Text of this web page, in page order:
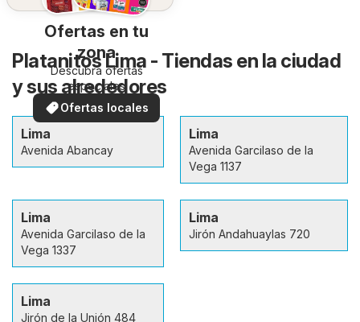
Ofertas en tu
zona
Descubra ofertas
especiales
Ofertas locales
Platanitos Lima - Tiendas en la ciudad
y sus alrededores
Lima
Avenida Abancay
Lima
Avenida Garcilaso de la
Vega 1137
Lima
Avenida Garcilaso de la
Vega 1337
Lima
Jirón Andahuaylas 720
Lima
Jirón de la Unión 484